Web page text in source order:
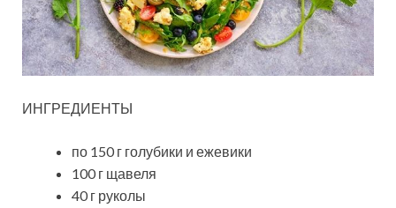
ИНГРЕДИЕНТЫ
по 150 г голубики и ежевики
100 г щавеля
40 г руколы